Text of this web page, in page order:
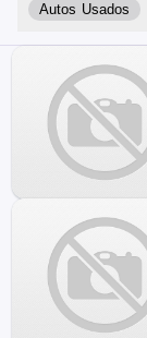
Autos Usados